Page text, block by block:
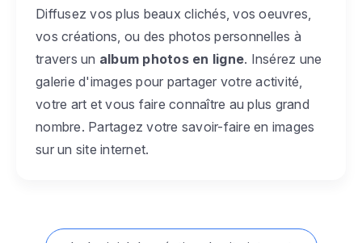
Diffusez vos plus beaux clichés, vos oeuvres,
vos créations, ou des photos personnelles à
travers un album photos en ligne. Insérez une
galerie d'images pour partager votre activité,
votre art et vous faire connaître au plus grand
nombre. Partagez votre savoir-faire en images
sur un site internet.